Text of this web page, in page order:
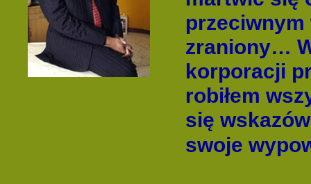
zraniony…
korporacji
robiłem
się
swoje